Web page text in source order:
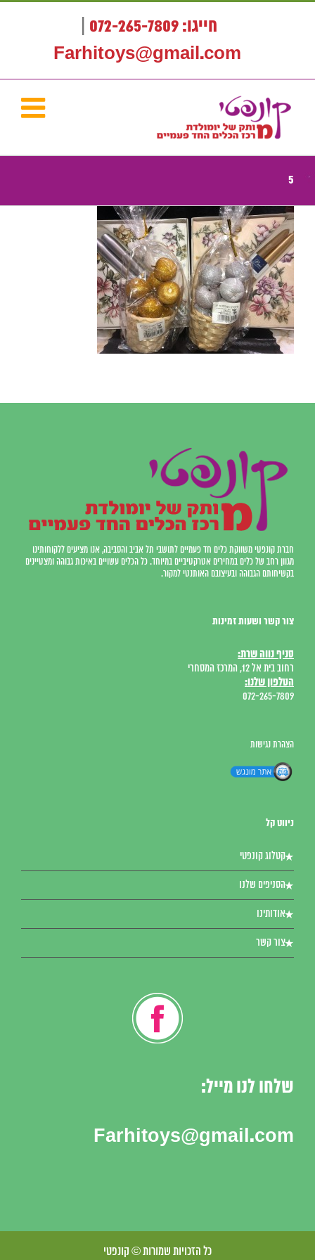
דלג
חייגו: 072-265-7809
Farhitoys@gmail.com
5
חברת קונפטי משווקת כלים חד פעמיים לתושבי תל אביב והסביבה, אנו מציעים ללקוחותינו
מגוון רחב של כלים במחירים אטרקטיביים במיוחד. כל הכלים עשויים באיכות גבוהה ומצטיינים
בקשיחותם הגבוהה ובעיצובם האותנטי למקור.
צור קשר ושעות זמינות
סניף נווה שרת:
רחוב בית אל 12, המרכז המסחרי
הטלפון שלנו:
072-265-7809
הצהרת נגישות
ניווט קל
קטלוג קונפטי
הסניפים שלנו
אודותינו
צור קשר
שלחו לנו מייל:
Farhitoys@gmail.com
כל הזכויות שמורות © קונפטי